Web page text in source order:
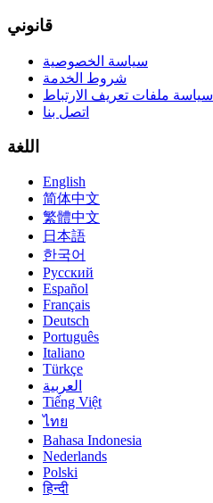
قانوني
سياسة الخصوصية
شروط الخدمة
سياسة ملفات تعريف الارتباط
اتصل بنا
اللغة
English
简体中文
繁體中文
日本語
한국어
Русский
Español
Français
Deutsch
Português
Italiano
Türkçe
العربية
Tiếng Việt
ไทย
Bahasa Indonesia
Nederlands
Polski
हिन्दी